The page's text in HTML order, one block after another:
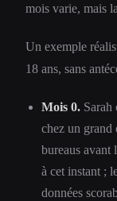
mois varie, mais
Un exemple
18 ans, sans
Mois 0. Sarah
chez un grand
bureaus avant
à cet instant ;
données